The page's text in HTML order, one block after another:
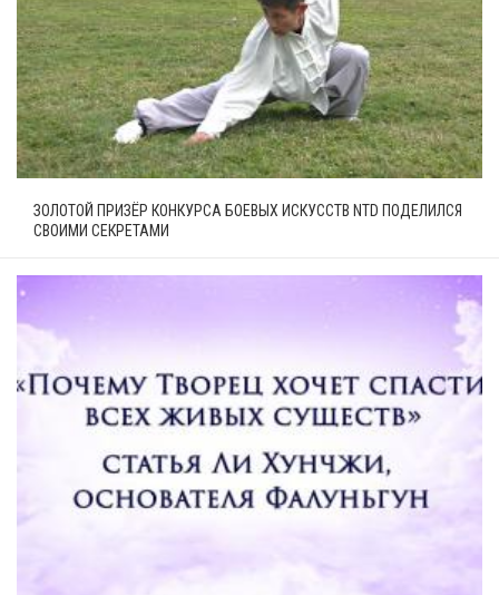
ЗОЛОТОЙ ПРИЗЁР КОНКУРСА БОЕВЫХ ИСКУССТВ NTD ПОДЕЛИЛСЯ
СВОИМИ СЕКРЕТАМИ